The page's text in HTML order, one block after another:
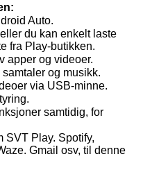
Auto.
du kan enkelt laste
fra Play-butikken.
apper og videoer.
og musikk.
via USB-minne.
samtidig, for
SVT Play. Spotify,
Gmail osv, til denne